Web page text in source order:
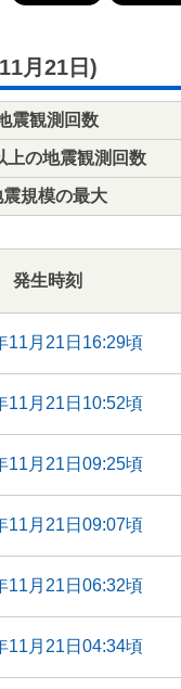
月21日)
震観測回数
上の地震観測回数
震規模の最大
発生時刻
11月21日16:29頃
11月21日10:52頃
11月21日09:25頃
11月21日09:07頃
11月21日06:32頃
11月21日04:34頃